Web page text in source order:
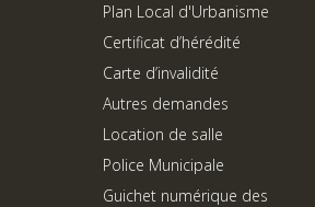
Plan Local d'Urbanisme
Certificat d’hérédité
Carte d’invalidité
Autres demandes
Location de salle
Police Municipale
Guichet numérique des